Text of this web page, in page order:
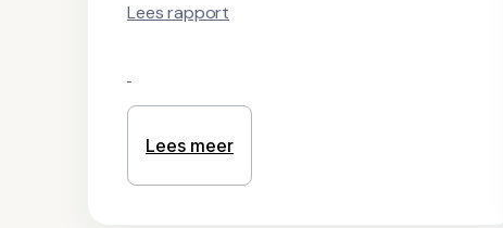
Lees rapport
Lees meer